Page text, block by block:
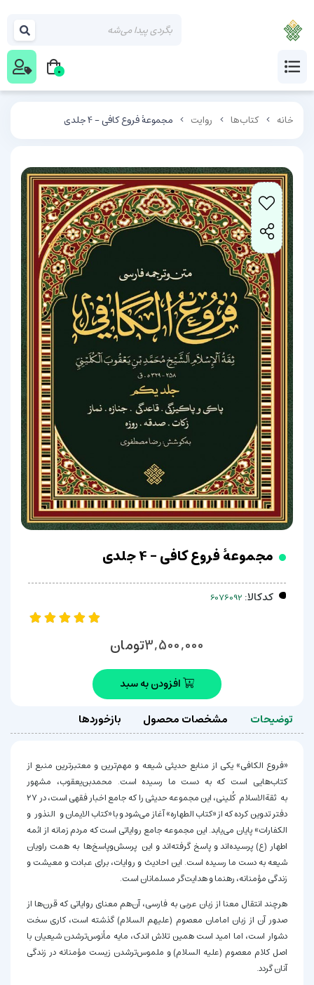
خانه کتاب‌ها روایت مجموعۀ فروع کافی - 4 جلدی
مجموعۀ فروع کافی - 4 جلدی
کدکالا:
3,500,000تومان
افزودن به سبد
توضیحات مشخصات محصول بازخوردها
«فروع الکافی» یکی از منابع حدیثی شیعه و مهم‌ترین و معتبرترین منبع از
کتاب‌هایی است که به دست ما رسیده است. محمدبن‌یعقوب، مشهور
به ثقة‌الاسلام کُلینی، این مجموعه حدیثی را که جامع اخبار فقهی است، در ۲۷
دفتر تدوین کرده که از «کتاب الطهاره» آغاز می‌شود و با «کتاب الایمان و النذور و
الکفارات» پایان می‌یابد. این مجموعه جامع روایاتی است که مردم زمانه از ائمه
اطهار (ع) پرسیده‌اند و پاسخ گرفته‌اند و این پرسش‌وپاسخ‌ها به همت راویان
شیعه به دست ما رسیده است. این احادیث و روایات، برای عبادت و معیشت و
زندگی مؤمنانه، رهنما و هدایت‌گر مسلمانان است.
هرچند انتقال معنا از زبان عربی به فارسی، آن‌هم معنای روایاتی که قرن‌ها از
صدور آن از زبان امامان معصوم (علیهم السلام) گذشته است، کاری سخت
دشوار است، اما امید است همین تلاش اندک، مایه مأنوس‌ترشدن شیعیان با
اصل کلام معصوم (علیه السلام) و ملموس‌ترشدن زیست مؤمنانه در زندگی
آنان گردد.
0